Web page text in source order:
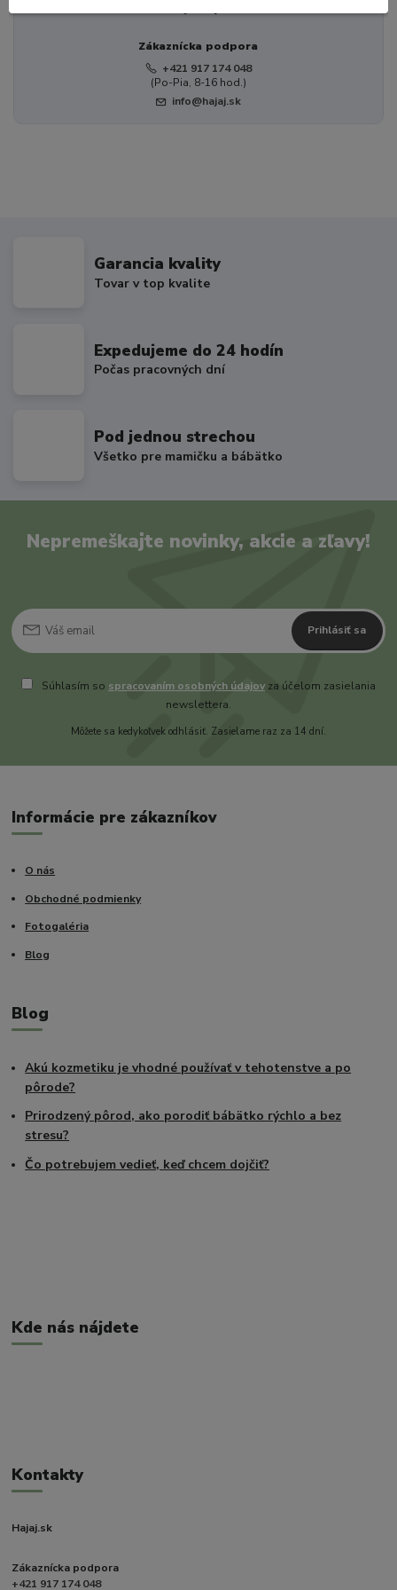
Zákaznícka podpora
+421 917 174 048
(Po-Pia, 8-16 hod.)
info@hajaj.sk
Garancia kvality
Tovar v top kvalite
Expedujeme do 24 hodín
Počas pracovných dní
Pod jednou strechou
Všetko pre mamičku a bábätko
Nepremeškajte novinky, akcie a zľavy!
Prihlásiť sa
Súhlasím so spracovaním osobných údajovza účelom zasielania
newslettera.
Môžete sa kedykoľvek odhlásiť. Zasielame raz za 14 dní.
Informácie pre zákazníkov
O nás
Obchodné podmienky
Fotogaléria
Blog
Blog
Akú kozmetiku je vhodné používať v tehotenstve a po
pôrode?
Prirodzený pôrod, ako porodiť bábätko rýchlo a bez
stresu?
Čo potrebujem vedieť, keď chcem dojčiť?
Kde nás nájdete
Kontakty
Hajaj.sk
Zákaznícka podpora
+421 917 174 048